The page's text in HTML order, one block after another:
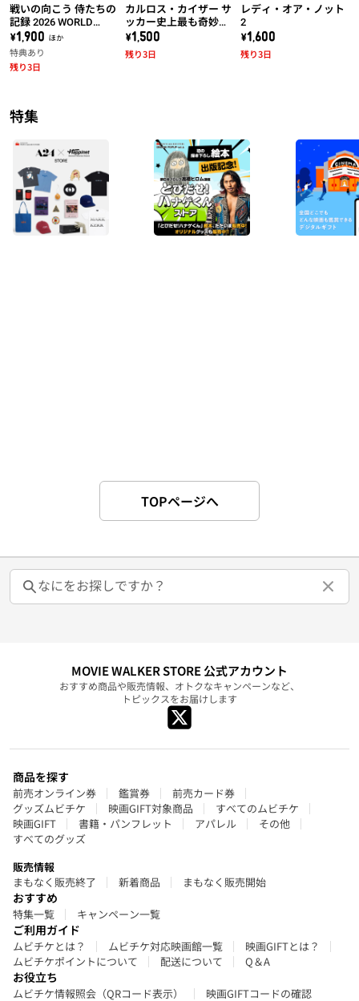
戦いの向こう 侍たちの
記録 2026 WORLD
BASEBALL CLASSIC
\1,900 ほか
特典あり
残り3日
カルロス・カイザー サ
ッカー史上最も奇妙な
成功者
\1,500
残り3日
レディ・オア・ノット
2
\1,600
残り3日
特集
TOPページへ
MOVIE WALKER STORE 公式アカウント
おすすめ商品や販売情報、オトクなキャンペーンなど、
トピックスをお届けします
商品を探す
前売オンライン券 鑑賞券
前売カード券
グッズムビチケ
映画GIFT対象商品
すべてのムビチケ
映画GIFT
書籍・パンフレット アパレル
その他
すべてのグッズ
販売情報
まもなく販売終了
新着商品 まもなく販売開始
おすすめ
特集一覧 キャンペーン一覧
ご利用ガイド
ムビチケとは？ ムビチケ対応映画館一覧
映画GIFTとは？
ムビチケポイントについて
配送について Q＆A
お役立ち
ムビチケ情報照会（QRコード表示） 映画GIFTコードの確認